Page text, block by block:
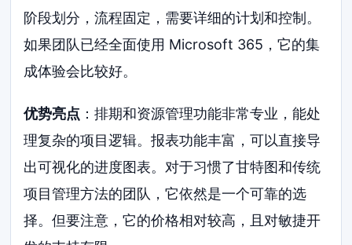
阶段划分，流程固定，需要详细的计划和控制。
如果团队已经全面使用 Microsoft 365，它的集
成体验会比较好。
优势亮点 ：排期和资源管理功能非常专业，能处
理复杂的项目逻辑。报表功能丰富，可以直接导
出可视化的进度图表。对于习惯了甘特图和传统
项目管理方法的团队，它依然是一个可靠的选
择。但要注意，它的价格相对较高，且对敏捷开